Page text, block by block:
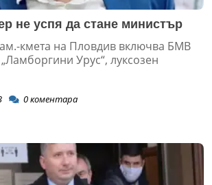
не успя да стане министър
кмета на Пловдив включва БМВ
Урус“, луксозен
0коментара